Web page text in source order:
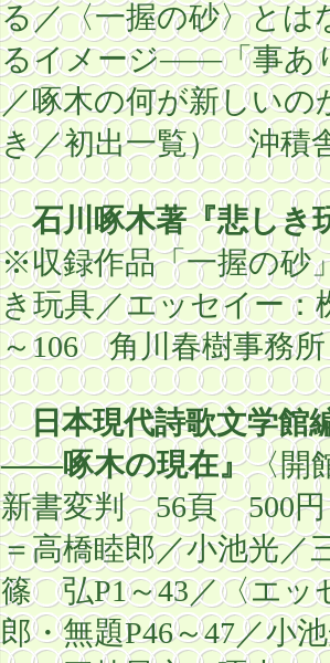
る／〈一握の砂〉とは
るイメージ――「事あ
／啄木の何が新しいの
き／初出一覧） 沖
石川啄木著『悲しき
※収録作品「一握の砂
き玩具／エッセイー：
～106角川春樹事務
日本現代詩歌文学館
――啄木の現在』〈開
新書変判56頁500
＝高橋睦郎／小池光／
篠 弘P1～43／〈エッ
郎・無題P46～47／小